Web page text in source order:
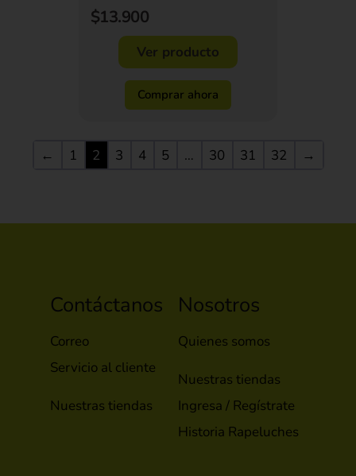
$13.900
Ver producto
Comprar ahora
← 1 2 3 4 5 … 30 31 32 →
Contáctanos
Correo
Servicio al cliente
Nuestras tiendas
Nosotros
Quienes somos
Nuestras tiendas
Ingresa / Regístrate
Historia Rapeluches